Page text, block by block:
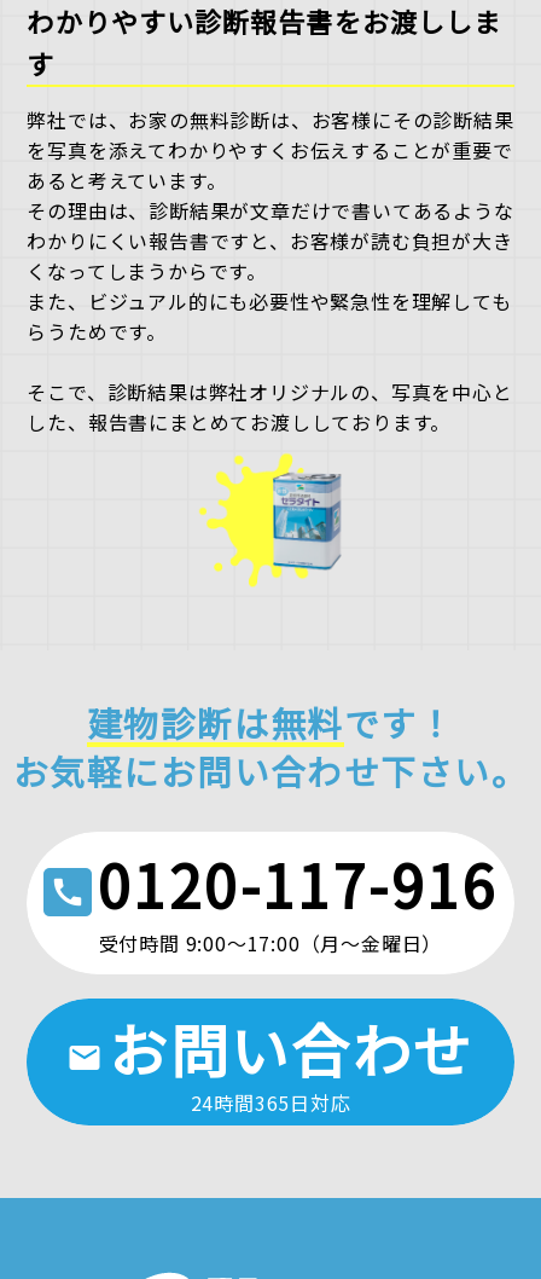
わかりやすい診断報告書をお渡ししま
す
弊社では、お家の無料診断は、お客様にその診断結果
を写真を添えてわかりやすくお伝えすることが重要で
あると考えています。
その理由は、診断結果が文章だけで書いてあるような
わかりにくい報告書ですと、お客様が読む負担が大き
くなってしまうからです。
また、ビジュアル的にも必要性や緊急性を理解しても
らうためです。
そこで、診断結果は弊社オリジナルの、写真を中心と
した、報告書にまとめてお渡ししております。
建物診断は無料です！
お気軽にお問い合わせ下さい。
call 0120-117-916
受付時間 9:00〜17:00（月〜金曜日）
mail お問い合わせ
24時間365日対応